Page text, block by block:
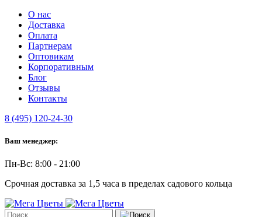
О нас
Доставка
Оплата
Партнерам
Оптовикам
Корпоративным
Блог
Отзывы
Контакты
8 (495) 120-24-30
Ваш менеджер:
Пн-Вс: 8:00 - 21:00
Срочная доставка за 1,5 часа в пределах садового кольца